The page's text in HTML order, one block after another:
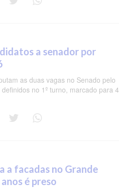
a senador por
as duas vagas no Senado pelo
no 1º turno, marcado para 4
a facadas no Grande
é preso